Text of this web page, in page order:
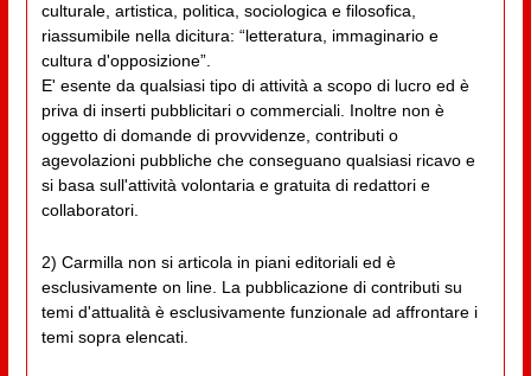
culturale, artistica, politica, sociologica e filosofica,
riassumibile nella dicitura: “letteratura, immaginario e
cultura d'opposizione”.
E' esente da qualsiasi tipo di attività a scopo di lucro ed è
priva di inserti pubblicitari o commerciali. Inoltre non è
oggetto di domande di provvidenze, contributi o
agevolazioni pubbliche che conseguano qualsiasi ricavo e
si basa sull'attività volontaria e gratuita di redattori e
collaboratori.
2) Carmilla non si articola in piani editoriali ed è
esclusivamente on line. La pubblicazione di contributi su
temi d'attualità è esclusivamente funzionale ad affrontare i
temi sopra elencati.